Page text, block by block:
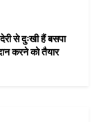
से दुःखी हैं बसपा
करने को तैयार